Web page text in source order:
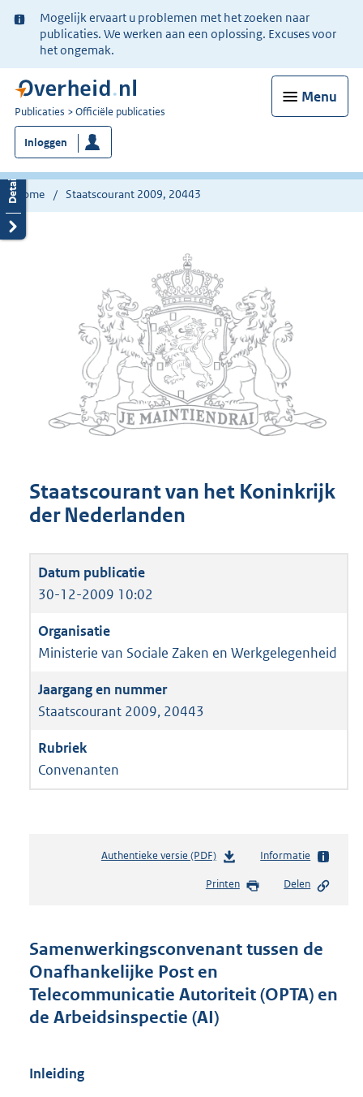
Ter
informatie:
Mogelijk ervaart u problemen met het zoeken naar
publicaties. We werken aan een oplossing. Excuses voor
het ongemak.
Menu
U
bent
nu
hier:
Publicaties Officiële publicaties
Inloggen
Home Staatscourant 2009, 20443
Staatscourant van het Koninkrijk
der Nederlanden
30-12-2009 10:02
Ministerie van Sociale Zaken en Werkgelegenheid
Staatscourant 2009, 20443
Convenanten
Authentieke versie (PDF)b
s
d
s
g
r
o
Informatie
Printen Delen
Samenwerkingsconvenant tussen de
Onafhankelijke Post en
Telecommunicatie Autoriteit (OPTA) en
de Arbeidsinspectie (AI)
Inleiding